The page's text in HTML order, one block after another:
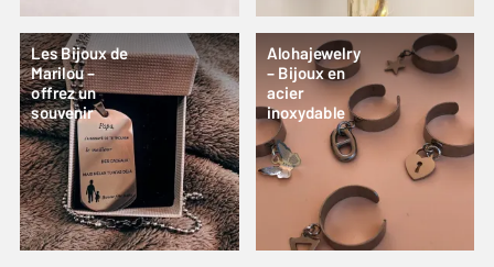
Les Bijoux de
Marilou –
offrez un
souvenir
Alohajewelry
– Bijoux en
acier
inoxydable